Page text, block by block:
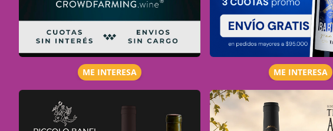
ME INTERESA ME INTERESA